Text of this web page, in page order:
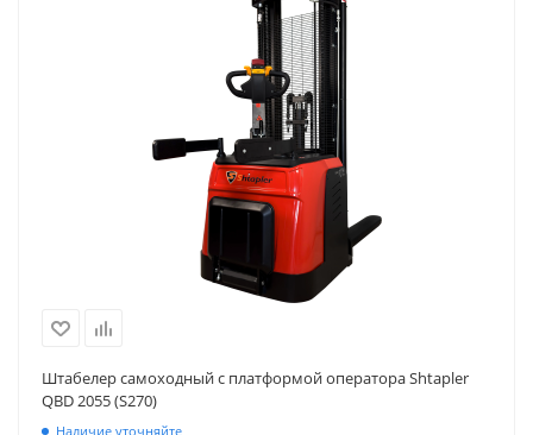
Штабелер самоходный с платформой оператора Shtapler
QBD 2055 (S270)
Наличие уточняйте